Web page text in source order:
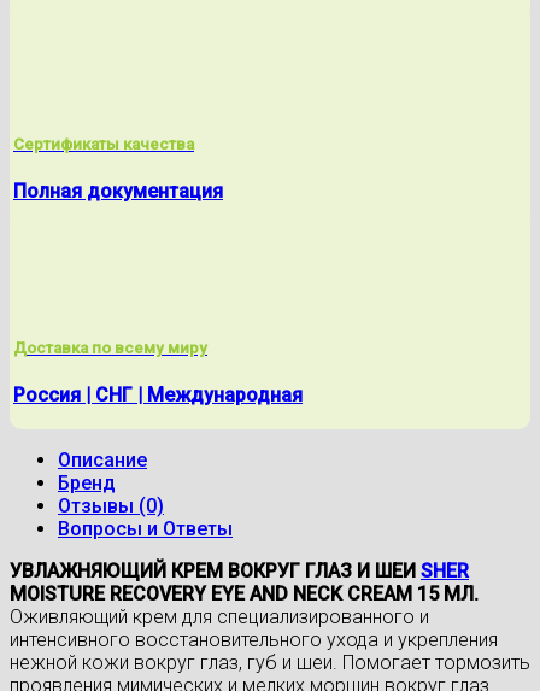
Сертификаты качества
Полная документация
Доставка по всему миру
Россия | СНГ | Международная
Описание
Бренд
Отзывы (0)
Вопросы и Ответы
УВЛАЖНЯЮЩИЙ КРЕМ ВОКРУГ ГЛАЗ И ШЕИ SHER
MOISTURE RECOVERY EYE AND NECK CREAM 15 МЛ.
Оживляющий крем для специализированного и
интенсивного восстановительного ухода и укрепления
нежной кожи вокруг глаз, губ и шеи. Помогает тормозить
проявления мимических и мелких морщин вокруг глаз.